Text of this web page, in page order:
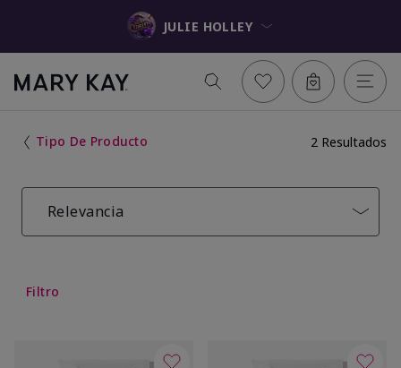
JULIE HOLLEY
Tipo De Producto 2 Resultados
Relevancia
Filtro